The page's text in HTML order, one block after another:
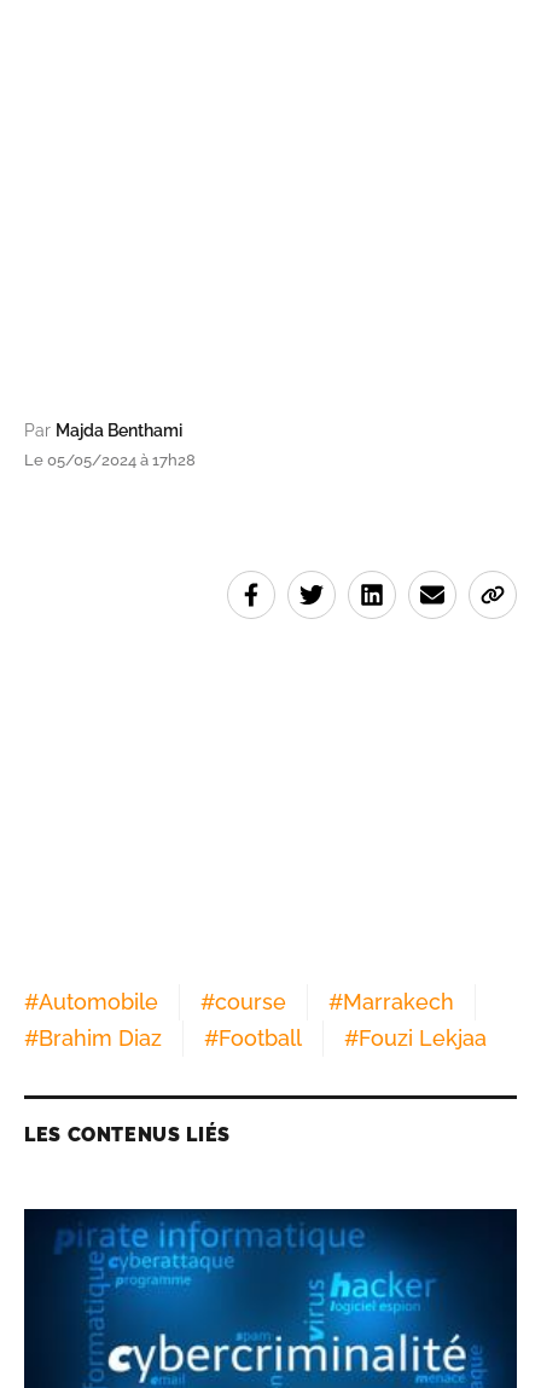
Par Majda Benthami
Le 05/05/2024 à 17h28
#Automobile #course #Marrakech
#Brahim Diaz #Football #Fouzi Lekjaa
LES CONTENUS LIÉS